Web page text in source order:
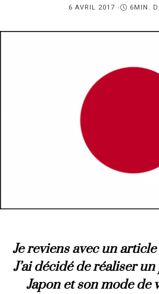
PUBLIÉ
6 AVRIL 2017 6MIN.
Je reviens avec un
J’ai décidé de réaliser
Japon et son mode de